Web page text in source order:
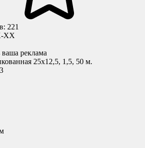
221
ХХ
25х12,5, 1,5, 50 м.